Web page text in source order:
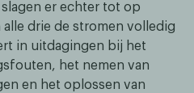
er echter tot op
drie de stromen volledig
in uitdagingen bij het
het nemen van
en het oplossen van